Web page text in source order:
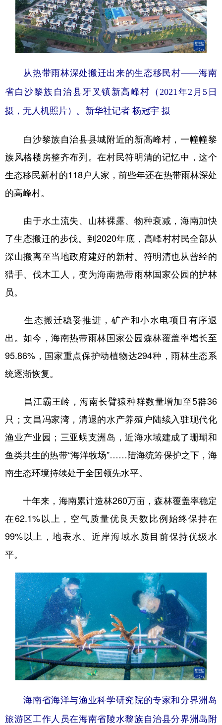
从热带雨林深处搬迁出来的生态移民村——海南
省白沙黎族自治县牙叉镇新高峰村（2021年2月5日
摄，无人机照片）。新华社记者 杨冠宇 摄
白沙黎族自治县县城附近的新高峰村，一幢幢黎
族风格楼房整齐布列。在村民符明清的记忆中，这个
生态移民新村的118户人家，前些年还在热带雨林深处
的高峰村。
由于水土流失、山林裸露、物种衰减，海南加快
了生态搬迁的步伐。到2020年底，高峰村村民全部从
深山搬离至当地政府建好的新村。符明清也从曾经的
猎手、伐木工人，变为海南热带雨林国家公园的护林
员。
生态搬迁稳妥推进，矿产和小水电项目有序退
出。如今，海南热带雨林国家公园森林覆盖率增长至
95.86%，国家重点保护动植物达294种，雨林生态系
统逐渐恢复。
昌江霸王岭，海南长臂猿种群数量增加至5群36
只；文昌冯家湾，清退的水产养殖户陆续入驻现代化
渔业产业园；三亚蜈支洲岛，近海水域建成了珊瑚和
鱼类共生的热带“海洋牧场”……陆海统筹保护之下，海
南生态环境持续处于全国领先水平。
十年来，海南累计造林260万亩，森林覆盖率稳定
在62.1%以上，空气质量优良天数比例始终保持在
99%以上，地表水、近岸海域水质目前保持优级水
平。
海南省海洋与渔业科学研究院的专家和分界洲岛
旅游区工作人员在海南省陵水黎族自治县分界洲岛附